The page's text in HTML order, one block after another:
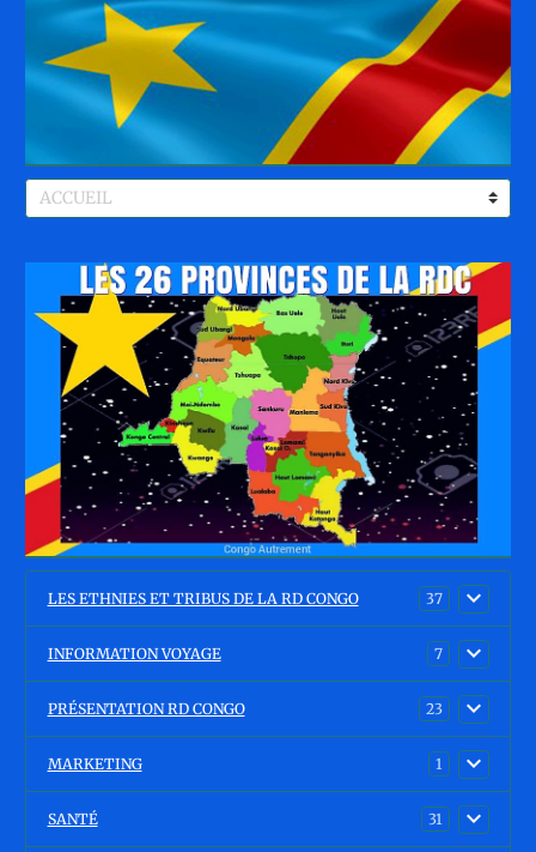
LES ETHNIES ET TRIBUS DE LA RD CONGO 37
INFORMATION VOYAGE 7
PRÉSENTATION RD CONGO 23
MARKETING 1
SANTÉ 31